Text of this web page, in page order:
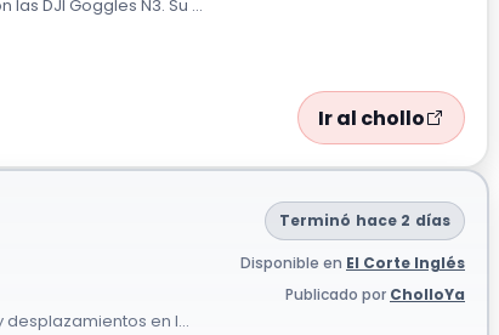
DJI Goggles N3. Su ...
Ir al chollo
Terminó hace 2 días
Disponible en El Corte Inglés
Publicado por CholloYa
en l...